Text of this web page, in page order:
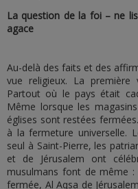
La question de la foi – ne
agace
Au-delà des faits et des
vue religieux. La première
Partout où le pays était
Même lorsque les
églises sont restées
à la fermeture universelle.
seul à Saint-Pierre, les
et de Jérusalem ont
musulmans font de même
fermée, Al Aqsa de